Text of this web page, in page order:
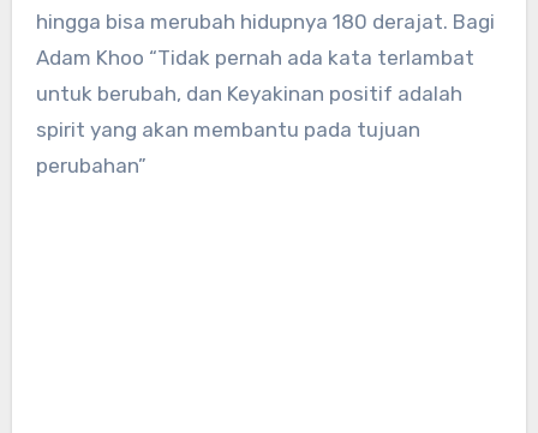
hingga bisa merubah hidupnya 180 derajat. Bagi
Adam Khoo “Tidak pernah ada kata terlambat
untuk berubah, dan Keyakinan positif adalah
spirit yang akan membantu pada tujuan
perubahan”